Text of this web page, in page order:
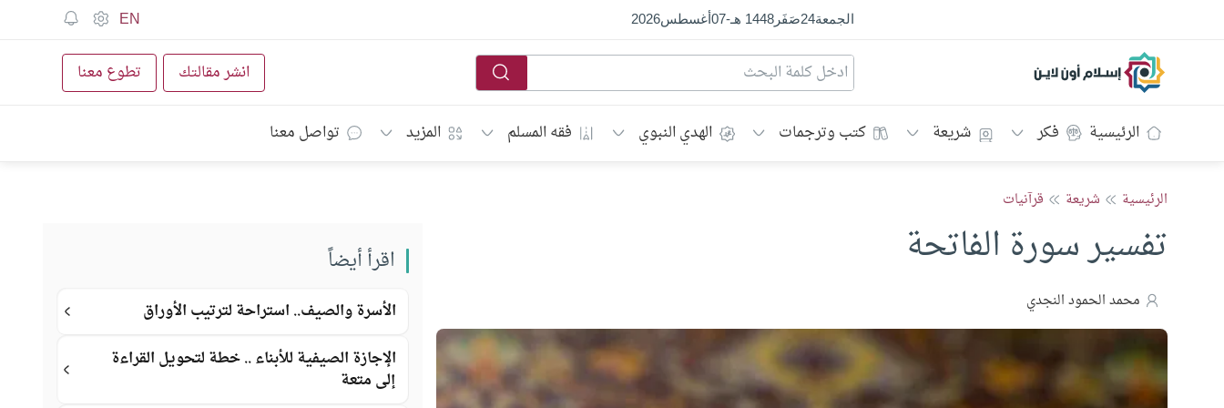
الجمعة24صَفَر1448 هـ -
07أغسطس2026
EN
إسلام أون لاين انشر مقالتك تطوع معنا
الرئيسية فكر شريعة كتب وترجمات الهدي النبوي فقه المسلم المزيد تواصل معنا
الرئيسية شريعة قرآنيات
تفسير سورة الفاتحة
محمد الحمود النجدي
اقرأ أيضاً
الأسرة والصيف.. استراحة لترتيب الأوراق
الإجازة الصيفية للأبناء .. خطة لتحويل القراءة
إلى متعة